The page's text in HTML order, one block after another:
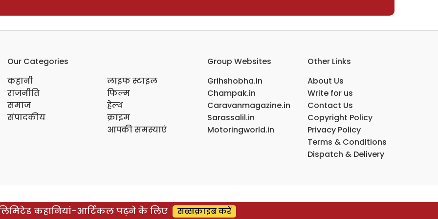
Our Categories
कहानी
राजनीति
समाज
संपादकीय
लाइफ स्टाइल
फिल्म
हेल्थ
क्राइम
आपकी समस्याएं
Group Websites
Grihshobha.in
Champak.in
Caravanmagazine.in
Sarassalil.in
Motoringworld.in
Other Links
About Us
Write for us
Contact Us
Copyright Policy
Privacy Policy
Terms & Conditions
Dispatch & Delivery
कहानियां-आर्टिकल पढ़ने के लिए सब्सक्राइब करें